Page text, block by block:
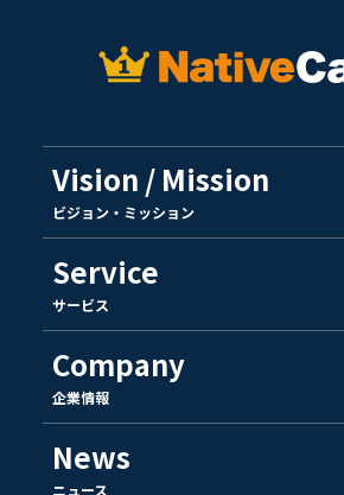
Vision / Mission
ビジョン・ミッション
Service
サービス
Company
企業情報
News
ニュース